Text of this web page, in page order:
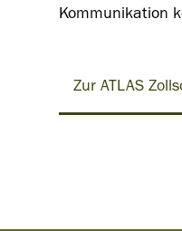
Kommunikation
Zur ATLAS